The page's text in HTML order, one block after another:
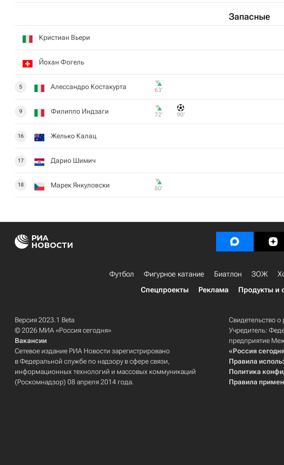
Запасные
Кристиан Вьери
Йохан Фогель
5 Алессандро Костакурта 63‎’‎
9 Филиппо Индзаги 72‎’‎ 90‎’‎
16 Желько Калац
17 Дарио Шимич
18 Марек Янкуловски 80‎’‎
Футбол Фигурное катание Биатлон ЗОЖ
Спецпроекты
Реклама Продукты и
Версия 2023.1 Beta
© 2026 МИА «Россия сегодня»
Вакансии
Сетевое издание РИА Новости зарегистрировано
в Федеральной службе по надзору в сфере связи,
информационных технологий и массовых коммуникаций
(Роскомнадзор) 08 апреля 2014 года.
Свидетельство
Учредитель:
предприятие
«Россия
Правила
Политика
Правила